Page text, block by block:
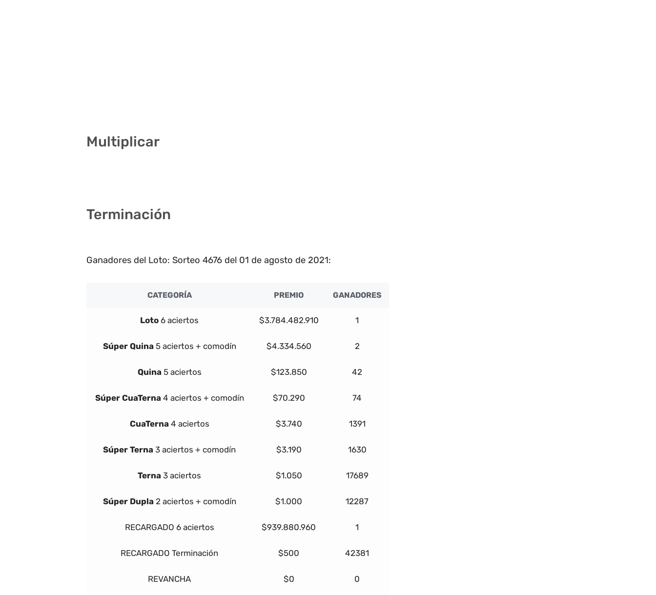
Multiplicar
Terminación
Ganadores del Loto: Sorteo 4676 del 01 de agosto de 2021:
CATEGORÍA PREMIO GANADORES
Loto 6 aciertos $3.784.482.910 1
Súper Quina 5 aciertos + comodín $4.334.560 2
Quina 5 aciertos $123.850 42
Súper CuaTerna 4 aciertos + comodín $70.290 74
CuaTerna 4 aciertos $3.740 1391
Súper Terna 3 aciertos + comodín $3.190 1630
Terna 3 aciertos $1.050 17689
Súper Dupla 2 aciertos + comodín $1.000 12287
RECARGADO 6 aciertos $939.880.960 1
RECARGADO Terminación $500 42381
REVANCHA $0 0